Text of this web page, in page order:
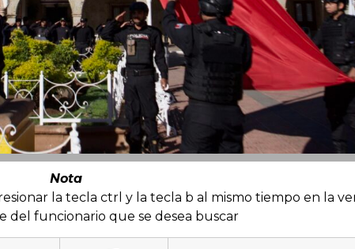
Nota
la tecla ctrl y la tecla b al mismo tiempo en la
del funcionario que se desea buscar